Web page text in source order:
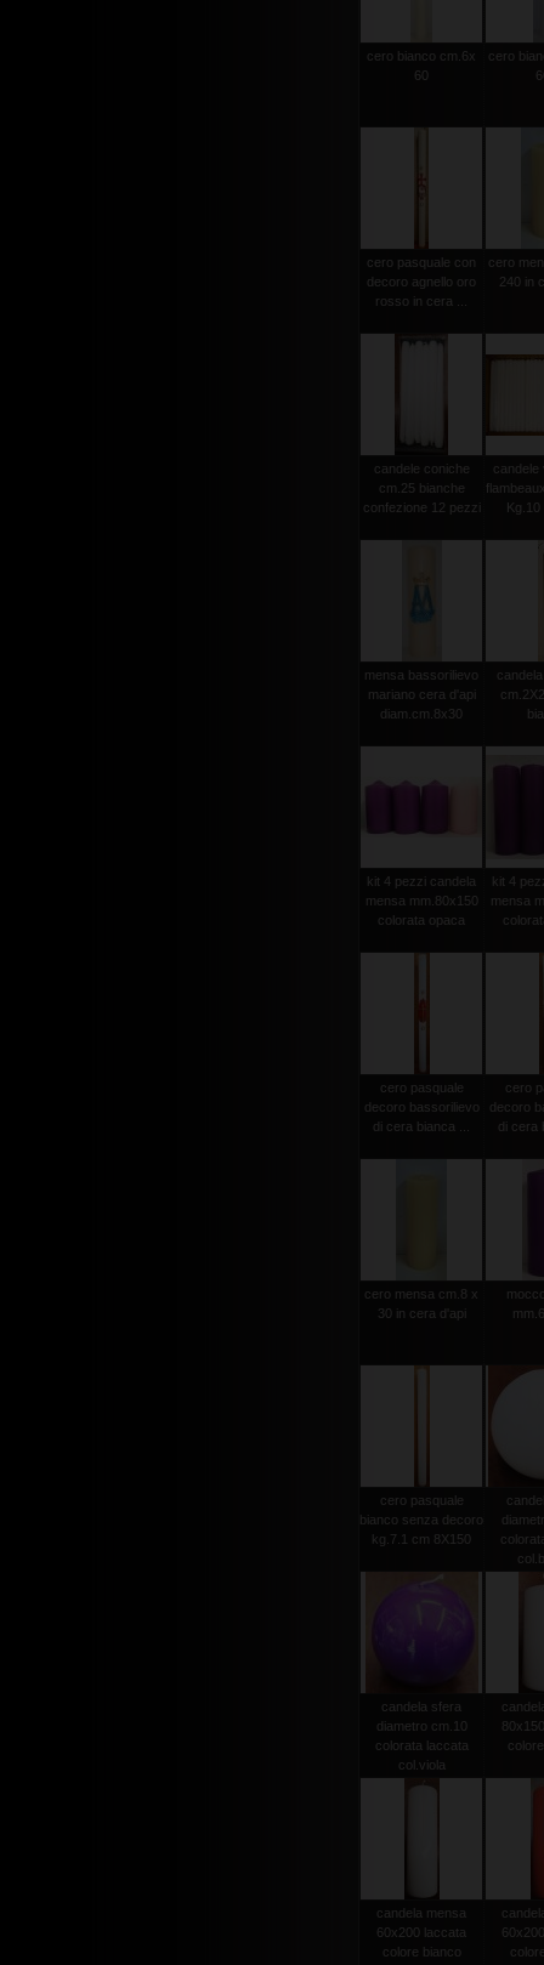
cero bianco cm.6x
60
cero
cero pasquale con
decoro agnello oro
rosso in cera ...
cero
240 in
candele coniche
cm.25 bianche
confezione 12 pezzi
candele
mensa bassorilievo
mariano cera d'api
diam.cm.8x30
kit 4 pezzi candela
mensa mm.80x150
colorata opaca
kit 4
mensa
cero pasquale
decoro bassorilievo
di cera bianca ...
cero
decoro
di cera
cero mensa cm.8 x
30 in cera d'api
cero pasquale
bianco senza decoro
kg.7.1 cm 8X150
candela sfera
diametro cm.10
colorata laccata
col.viola
candela mensa
60x200 laccata
colore bianco